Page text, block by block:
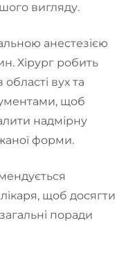
вигляду.
анестезією
Хірург робить
вух та
щоб
надмірну
форми.
щоб досягти
поради